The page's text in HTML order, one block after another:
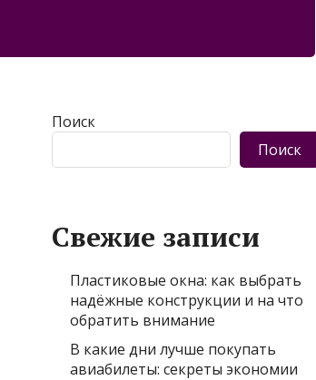
Поиск
Поиск
Свежие записи
Пластиковые окна: как выбрать
надёжные конструкции и на что
обратить внимание
В какие дни лучше покупать
авиабилеты: секреты экономии